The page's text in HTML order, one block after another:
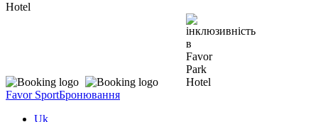
Favor SportБронювання
Uk